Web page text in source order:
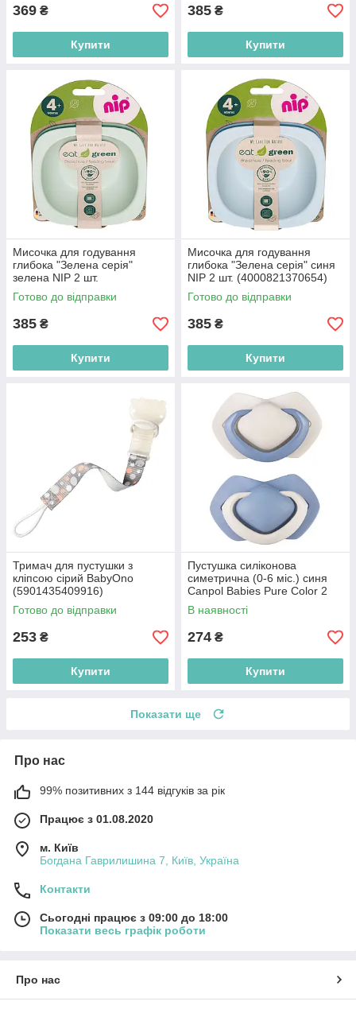
369 ₴
Купити
385 ₴
Купити
Мисочка для годування
глибока "Зелена серія"
зелена NIP 2 шт.
(4000821370654)
Готово до відправки
385 ₴
Купити
Мисочка для годування
глибока "Зелена серія" синя
NIP 2 шт. (4000821370654)
Готово до відправки
385 ₴
Купити
Тримач для пустушки з
кліпсою сірий BabyOno
(5901435409916)
Готово до відправки
253 ₴
Купити
Пустушка силіконова
симетрична (0-6 міс.) синя
Canpol Babies Pure Color 2
шт. (5903407992679)
В наявності
274 ₴
Купити
Показати ще
Про нас
99% позитивних з 144 відгуків за рік
Працює з 01.08.2020
м. Київ
Богдана Гаврилишина 7, Київ, Україна
Контакти
Сьогодні працює з 09:00 до 18:00
Показати весь графік роботи
Про нас